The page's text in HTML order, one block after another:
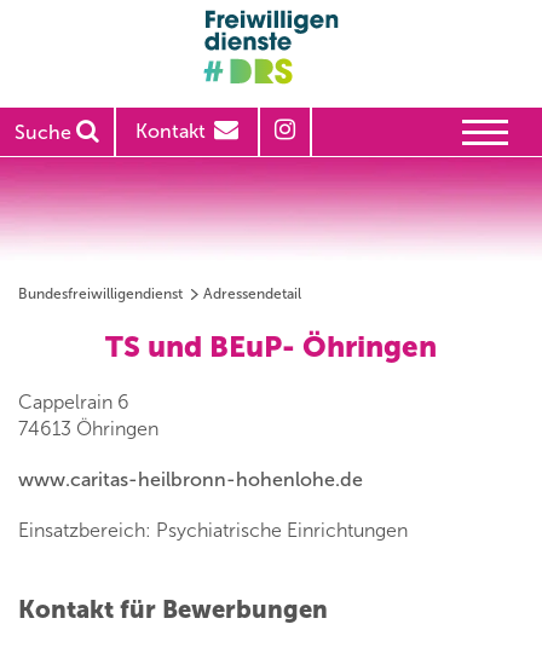
Suche Kontakt
Bundesfreiwilligendienst Adressendetail
TS und BEuP- Öhringen
Cappelrain 6
74613 Öhringen
www.caritas-heilbronn-hohenlohe.de
Einsatzbereich: Psychiatrische Einrichtungen
Kontakt für Bewerbungen